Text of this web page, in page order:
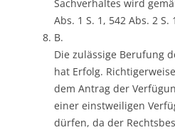
Sachverhaltes wird
Abs. 1 S. 1, 542 Abs. 2 S.
B.
Die zulässige Berufung
hat Erfolg.
dem Antrag der
einer einstweiligen
dürfen, da der